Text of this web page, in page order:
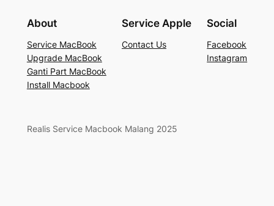
About
Service MacBook
Upgrade MacBook
Ganti Part MacBook
Install Macbook
Service Apple
Contact Us
Social
Facebook
Instagram
Realis Service Macbook Malang 2025